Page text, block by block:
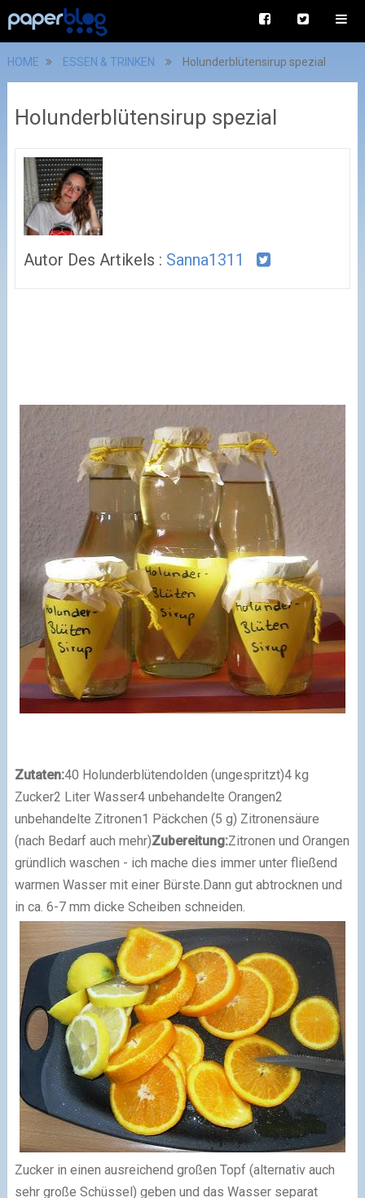
HOME ESSEN & TRINKEN Holunderblütensirup spezial
Holunderblütensirup spezial
Autor Des Artikels : Sanna1311
Zutaten:40 Holunderblütendolden (ungespritzt)4 kg
Zucker2 Liter Wasser4 unbehandelte Orangen2
unbehandelte Zitronen1 Päckchen (5 g) Zitronensäure
(nach Bedarf auch mehr)Zubereitung:Zitronen und Orangen
gründlich waschen - ich mache dies immer unter fließend
warmen Wasser mit einer Bürste. Dann gut abtrocknen und
in ca. 6-7 mm dicke Scheiben schneiden.
Zucker in einen ausreichend großen Topf (alternativ auch
sehr große Schüssel) geben und das Wasser separat